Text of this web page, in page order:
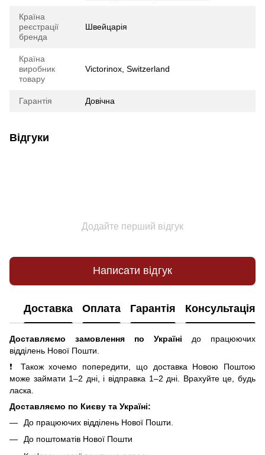
Країна
реєстрації
бренда
Швейцарія
Країна
виробник
товару
Victorinox, Switzerland
Гарантія Довічна
Відгуки
Додайте перший відгук
Написати відгук
Доставка Оплата Гарантія Консультація
Доставляємо замовлення по Україні
до працюючих
відділень Нової Пошти.
❗ Також хочемо попередити, що доставка Новою Поштою
може займати 1–2 дні, і відправка 1–2 дні. Врахуйте це, будь
ласка.
Доставляємо по Києву та Україні:
До працюючих відділень Нової Пошти.
До поштоматів Нової Пошти